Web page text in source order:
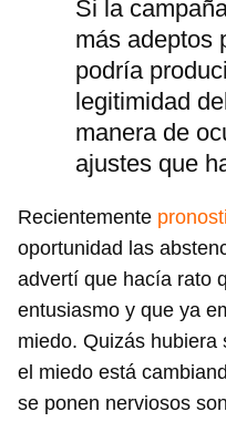
Si la
más adeptos
podría
legitimidad
manera de
ajustes que
Recientemente
oportunidad las
advertí que hacía rato
entusiasmo y que ya
miedo. Quizás
el miedo está
se ponen nerviosos